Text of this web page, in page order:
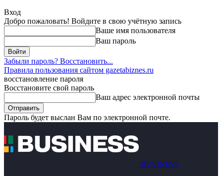
Вход
Добро пожаловать! Войдите в свою учётную запись
Ваше имя пользователя
Ваш пароль
Забыли пароль? Восстановить...
Правила пользования сайтом gazetabiznes.ru
восстановление пароля
Восстановите свой пароль
Ваш адрес электронной почты
Пароль будет выслан Вам по электронной почте.
BUSINESS